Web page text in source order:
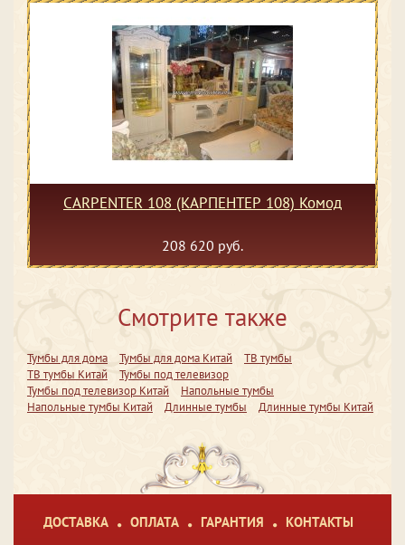
CARPENTER 108 (КАРПЕНТЕР 108) Комод
208 620 руб.
Смотрите также
Тумбы для дома Тумбы для дома Китай
ТВ тумбы
ТВ тумбы Китай
Тумбы под телевизор
Тумбы под телевизор Китай
Напольные тумбы
Напольные тумбы Китай
Длинные тумбы Длинные тумбы Китай
ДОСТАВКА ОПЛАТА ГАРАНТИЯ КОНТАКТЫ